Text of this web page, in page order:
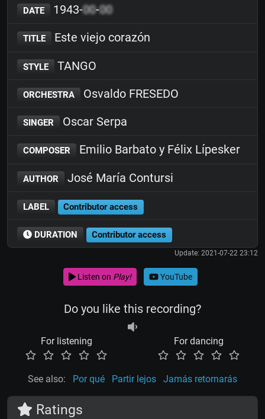
DATE 1943-00-00
TITLE Este viejo corazón
STYLE TANGO
ORCHESTRA Osvaldo FRESEDO
SINGER Oscar Serpa
COMPOSER Emilio Barbato y Félix Lípesker
AUTHOR José María Contursi
LABEL Contributor access
DURATION Contributor access
Update: 2021-07-22 23:12
Listen on Play! YouTube
Do you like this recording?
For listening For dancing
See also: Por qué Partir lejos Jamás retornarás
Ratings